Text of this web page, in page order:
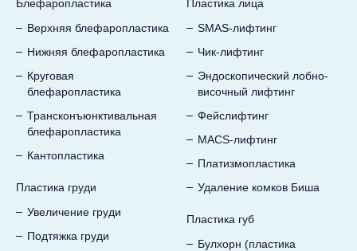
Блефаропластика
Верхняя блефаропластика
Нижняя блефаропластика
Круговая
блефаропластика
Трансконъюнктивальная
блефаропластика
Кантопластика
Пластика груди
Увеличение груди
Подтяжка груди
Пластика лица
SMAS-лифтинг
Чик-лифтинг
Эндоскопический лобно-
височный лифтинг
Фейслифтинг
MACS-лифтинг
Платизмопластика
Удаление комков Биша
Пластика губ
Булхорн (пластика